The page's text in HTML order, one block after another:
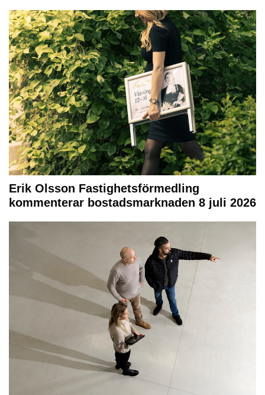
Erik Olsson Fastighetsförmedling
kommenterar bostadsmarknaden 8 juli 2026